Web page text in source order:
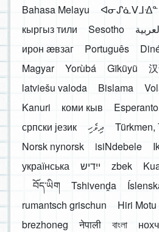
Bahasa Melayu
ᐊᓂᔑᓈᐯᒧᐎᓐ
кыргыз тили
Sesotho
ирон æвзаг
Português
Magyar
Yorùbá Gĩkũyũ
latviešu valoda
Bislama
Kanuri
коми кыв Esperanto
српски језик
ދިވެހި
Türkmen,
Norsk nynorsk
isiNdebele
українська
ייִדיש zbek
བོད་ཡིག
Tshivenḓa
rumantsch grischun
Hiri Motu
brezhoneg
नेपाली বাংলা